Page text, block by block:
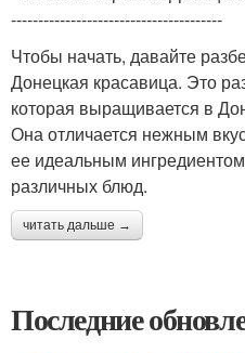
---------------------------------------
Чтобы начать, давайте
Донецкая красавица. Это
которая выращивается в
Она отличается нежным
ее идеальным
различных блюд.
читать дальше →
Последние